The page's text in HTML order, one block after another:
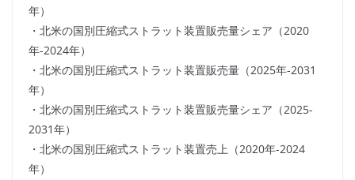
年）
・北米の国別圧縮式ストラット装置販売量シェア（2020
年-2024年）
・北米の国別圧縮式ストラット装置販売量（2025年-2031
年）
・北米の国別圧縮式ストラット装置販売量シェア（2025-
2031年）
・北米の国別圧縮式ストラット装置売上（2020年-2024
年）